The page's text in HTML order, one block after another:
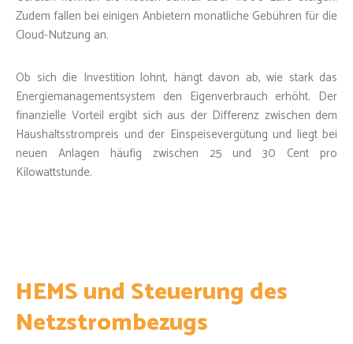
Zudem fallen bei einigen Anbietern monatliche Gebühren für die
Cloud-Nutzung an.
Ob sich die Investition lohnt, hängt davon ab, wie stark das
Energiemanagementsystem den Eigenverbrauch erhöht. Der
finanzielle Vorteil ergibt sich aus der Differenz zwischen dem
Haushaltsstrompreis und der Einspeisevergütung und liegt bei
neuen Anlagen häufig zwischen 25 und 30 Cent pro
Kilowattstunde.
HEMS und Steuerung des
Netzstrombezugs